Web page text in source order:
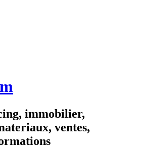
immobilier,
ventes,